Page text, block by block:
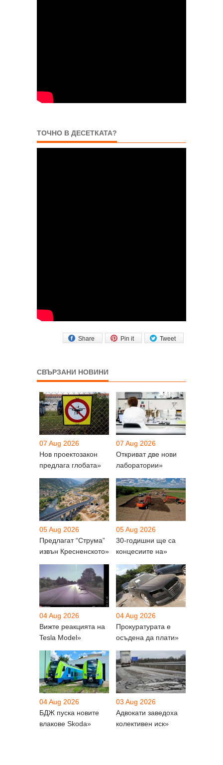
ТОЧНО В ДЕСЕТКАТА?
Tweet
Pin it
Share
СВЪРЗАНИ НОВИНИ
07 Aug 2026
Нов проектозакон
предлага глобата»
07 Aug 2026
Откриват две нови
лаборатории»
05 Aug 2026
Предлагат “Струма”
извън Кресненското»
05 Aug 2026
30-годишни ще са
концесиите на»
04 Aug 2026
Вижте реакцията на
Tesla Model»
04 Aug 2026
Прокуратурата е
осъдена да плати»
04 Aug 2026
БДЖ пуска новите
влакове Skoda»
03 Aug 2026
Адвокати заведоха
колективен иск»